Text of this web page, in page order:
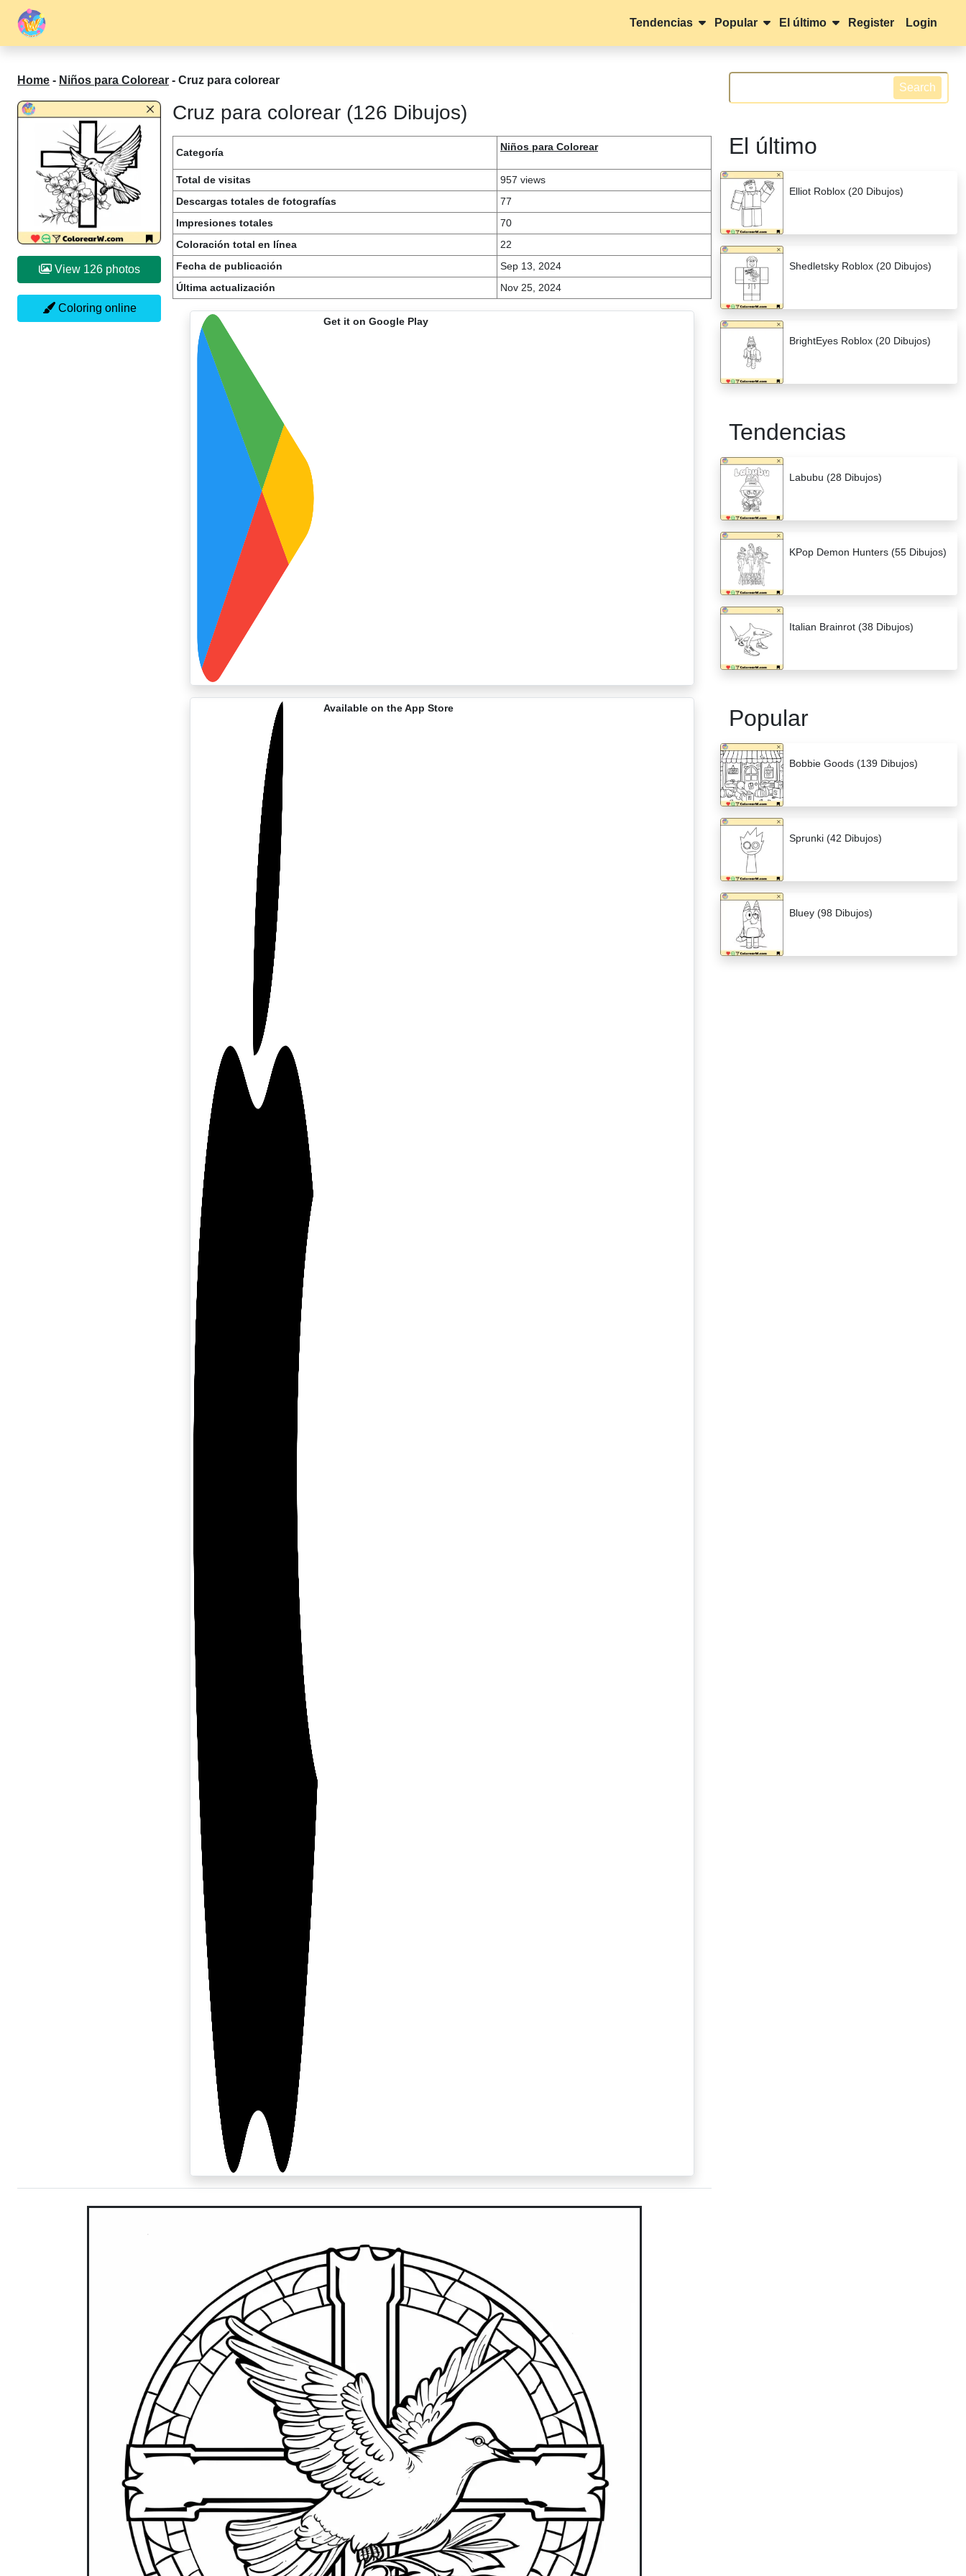
Tendencias Popular El último Register Login
Home - Niños para Colorear - Cruz para colorear
View 126 photos
Coloring online
Cruz para colorear (126 Dibujos)
Categoría Niños para Colorear
Total de visitas
957 views
Descargas totales de fotografías
77
Impresiones totales
70
Coloración total en línea
22
Fecha de publicación
Sep 13, 2024
Última actualización
Nov 25, 2024
Get it on Google Play
Available on the App Store
Search
El último
Elliot Roblox (20 Dibujos)
Shedletsky Roblox (20 Dibujos)
BrightEyes Roblox (20 Dibujos)
Tendencias
Labubu (28 Dibujos)
KPop Demon Hunters (55 Dibujos)
Italian Brainrot (38 Dibujos)
Popular
Bobbie Goods (139 Dibujos)
Sprunki (42 Dibujos)
Bluey (98 Dibujos)